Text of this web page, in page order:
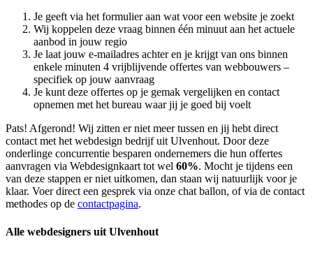
Je geeft via het formulier aan wat voor een website je zoekt
Wij koppelen deze vraag binnen één minuut aan het actuele
aanbod in jouw regio
Je laat jouw e-mailadres achter en je krijgt van ons binnen
enkele minuten 4 vrijblijvende offertes van webbouwers –
specifiek op jouw aanvraag
Je kunt deze offertes op je gemak vergelijken en contact
opnemen met het bureau waar jij je goed bij voelt
Pats! Afgerond! Wij zitten er niet meer tussen en jij hebt direct
contact met het webdesign bedrijf uit Ulvenhout. Door deze
onderlinge concurrentie besparen ondernemers die hun offertes
aanvragen via Webdesignkaart tot wel 60%. Mocht je tijdens een
van deze stappen er niet uitkomen, dan staan wij natuurlijk voor je
klaar. Voer direct een gesprek via onze chat ballon, of via de contact
methodes op de contactpagina.
Alle webdesigners uit Ulvenhout